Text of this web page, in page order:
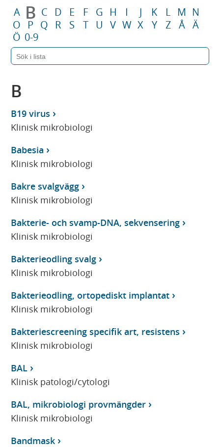
A B C D E F G H I J K L M N
O
P Q R S T U V W X Y Z Å Ä
Ö 0-9
B
B19 virus
Klinisk mikrobiologi
Babesia
Klinisk mikrobiologi
Bakre svalgvägg
Klinisk mikrobiologi
Bakterie- och svamp-DNA, sekvensering
Klinisk mikrobiologi
Bakterieodling svalg
Klinisk mikrobiologi
Bakterieodling, ortopediskt implantat
Klinisk mikrobiologi
Bakteriescreening specifik art, resistens
Klinisk mikrobiologi
BAL
Klinisk patologi/cytologi
BAL, mikrobiologi provmängder
Klinisk mikrobiologi
Bandmask